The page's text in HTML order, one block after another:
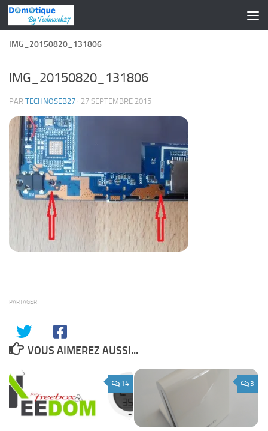
Skip to content
IMG_20150820_131806
IMG_20150820_131806
PAR TECHNOSEB27 · 27 SEPTEMBRE 2015
PARTAGER
VOUS AIMEREZ AUSSI...
14 3